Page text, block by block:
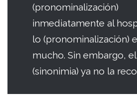
(pronominalización)
inmediatamente al
lo (pronominalización)
mucho. Sin embargo,
(sinonimia) ya no la